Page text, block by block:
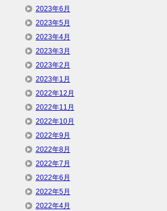
2023年6月
2023年5月
2023年4月
2023年3月
2023年2月
2023年1月
2022年12月
2022年11月
2022年10月
2022年9月
2022年8月
2022年7月
2022年6月
2022年5月
2022年4月